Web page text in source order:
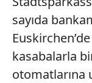
sayıda
kasabalarla
otomatlarına